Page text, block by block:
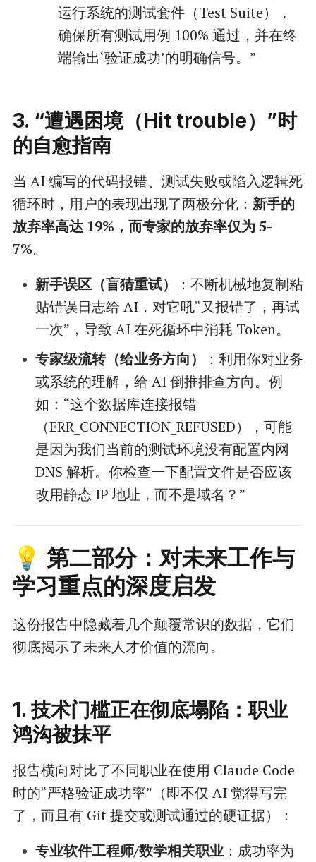
运行系统的测试套件（Test Suite），
确保所有测试用例 100% 通过，并在终
端输出‘验证成功’的明确信号。”
3. “遭遇困境（Hit trouble）”时
的自愈指南
当 AI 编写的代码报错、测试失败或陷入逻辑死
循环时，用户的表现出现了两极分化： 新手的
放弃率高达 19%，而专家的放弃率仅为 5-
7%。
新手误区（盲猜重试）
：不断机械地复制粘
贴错误日志给 AI，对它吼“又报错了，再试
一次”，导致 AI 在死循环中消耗 Token。
专家级流转（给业务方向）
：利用你对业务
或系统的理解，给 AI 倒推排查方向。例
如：“这个数据库连接报错
（ERR_CONNECTION_REFUSED），可能
是因为我们当前的测试环境没有配置内网
DNS 解析。你检查一下配置文件是否应该
改用静态 IP 地址，而不是域名？”
💡 第二部分：对未来工作与
学习重点的深度启发
这份报告中隐藏着几个颠覆常识的数据，它们
彻底揭示了未来人才价值的流向。
1. 技术门槛正在彻底塌陷：职业
鸿沟被抹平
报告横向对比了不同职业在使用 Claude Code
时的“严格验证成功率”（即不仅 AI 觉得写完
了，而且有 Git 提交或测试通过的硬证据）：
专业软件工程师/数学相关职业：成功率为